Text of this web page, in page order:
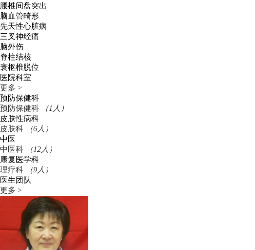
腰椎间盘突出
脑血管畸形
先天性心脏病
三叉神经痛
脑外伤
脊柱结核
寰枢椎脱位
医院科室
更多 >
预防保健科
预防保健科
（1人）
皮肤性病科
皮肤科
（6人）
中医
中医科
（12人）
康复医学科
理疗科
（9人）
医生团队
更多 >